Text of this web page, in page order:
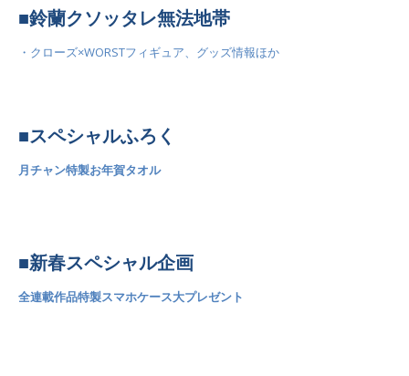
■鈴蘭クソッタレ無法地帯
・クローズ×WORSTフィギュア、グッズ情報ほか
■スペシャルふろく
月チャン特製お年賀タオル
■新春スペシャル企画
全連載作品特製スマホケース大プレゼント